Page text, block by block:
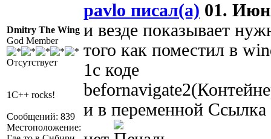
Dmitry The Wing
God Member
Отсутствует
1C++ rocks!
Сообщений: 839
Местоположение:
pavlo писал(а) 01.
и везде показывает
того как поместил в
1с коде
и в переменной Ссылка